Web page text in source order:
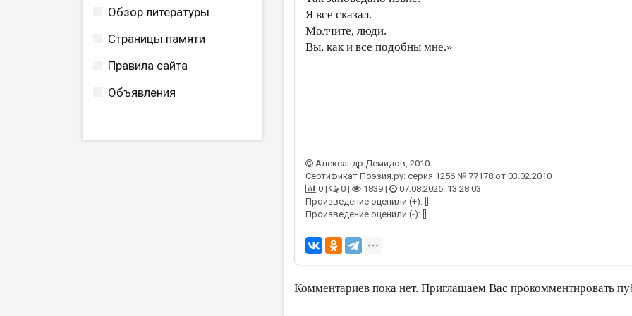
Обзор литературы
Страницы памяти
Правила сайта
Объявления
Я все сказал.
Молчите, люди.
Вы, как и все подобны мне.»
Александр Демидов, 2010
Сертификат Поэзия.ру: серия 1256 № 77178 от 03.02.2010
0 |
0 | 1839 |
07.08.2026. 13:28:03
Произведение оценили (+): []
Произведение оценили (-): []
Комментариев пока нет. Приглашаем Вас прокомментировать